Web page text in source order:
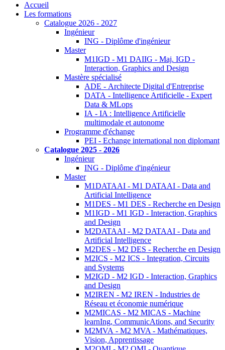
Accueil
Les formations
Catalogue 2026 - 2027
Ingénieur
ING - Diplôme d'ingénieur
Master
M1IGD - M1 DAIIG - Maj. IGD -
Interaction, Graphics and Design
Mastère spécialisé
ADE - Architecte Digital d'Entreprise
DATA - Intelligence Artificielle - Expert
Data & MLops
IA - IA : Intelligence Artificielle
multimodale et autonome
Programme d'échange
PEI - Echange international non diplomant
Catalogue 2025 - 2026
Ingénieur
ING - Diplôme d'ingénieur
Master
M1DATAAI - M1 DATAAI - Data and
Artificial Intelligence
M1DES - M1 DES - Recherche en Design
M1IGD - M1 IGD - Interaction, Graphics
and Design
M2DATAAI - M2 DATAAI - Data and
Artificial Intelligence
M2DES - M2 DES - Recherche en Design
M2ICS - M2 ICS - Integration, Circuits
and Systems
M2IGD - M2 IGD - Interaction, Graphics
and Design
M2IREN - M2 IREN - Industries de
Réseau et économie numérique
M2MICAS - M2 MICAS - Machine
learnIng, CommunicAtions, and Security
M2MVA - M2 MVA - Mathématiques,
Vision, Apprentissage